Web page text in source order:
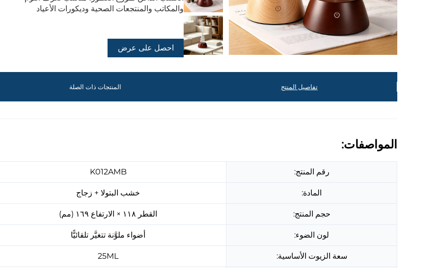
والمكاتب والمنتجعات الصحية وديكورات الأعياد
احصل على عرض
تفاصيل المنتج المنتجات ذات الصلة
المواصفات:
رقم المنتج: K012AMB
المادة: خشب البتولا + زجاج
حجم المنتج: القطر ١١٨ × الارتفاع ١٦٩ (مم)
لون الضوء: أضواء ملوَّنة تتغيَّر تلقائيًّا
سعة الزيوت الأساسية: 25ML